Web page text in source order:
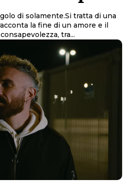
di solamente.Si tratta di una
la fine di un amore e il
tra...